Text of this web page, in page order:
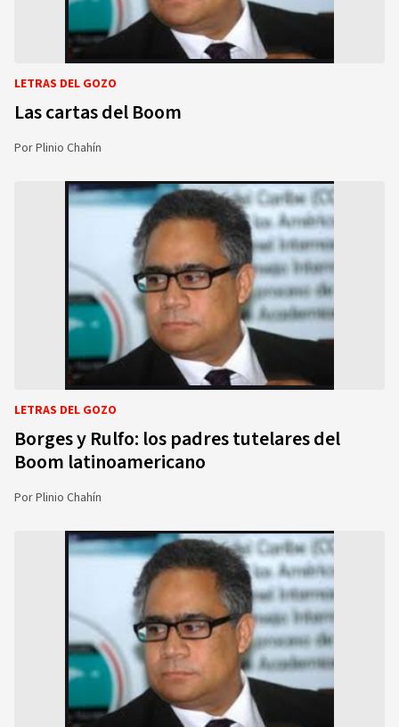
LETRAS DEL GOZO
Las cartas del Boom
PorPlinio Chahín
LETRAS DEL GOZO
Borges y Rulfo: los padres tutelares del
Boom latinoamericano
PorPlinio Chahín